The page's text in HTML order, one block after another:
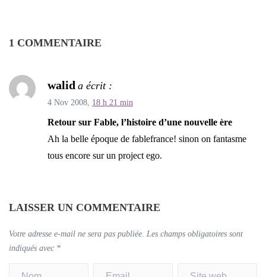
1 COMMENTAIRE
walid a écrit :
4 Nov 2008, 18 h 21 min
Retour sur Fable, l’histoire d’une nouvelle ère
Ah la belle époque de fablefrance! sinon on fantasme
tous encore sur un project ego.
LAISSER UN COMMENTAIRE
Votre adresse e-mail ne sera pas publiée. Les champs obligatoires sont
indiqués avec *